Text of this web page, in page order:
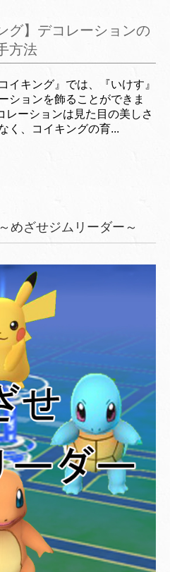
グ】デコレーションの
方法
イキング』では、『いけす』
ションを飾ることができま
ーションは見た目の美しさ
く、コイキングの育...
めざせジムリーダー～